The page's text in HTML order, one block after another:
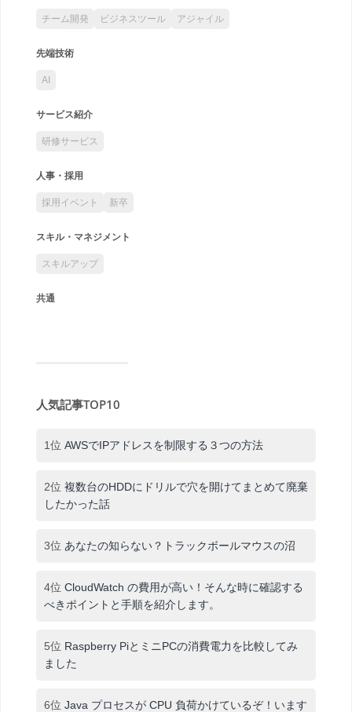
チーム開発 ビジネスツール アジャイル
先端技術
AI
サービス紹介
研修サービス
人事・採用
採用イベント 新卒
スキル・マネジメント
スキルアップ
共通
人気記事TOP10
1位 AWSでIPアドレスを制限する３つの方法
2位 複数台のHDDにドリルで穴を開けてまとめて廃棄
したかった話
3位 あなたの知らない？トラックボールマウスの沼
4位 CloudWatch の費用が高い！そんな時に確認する
べきポイントと手順を紹介します。
5位 Raspberry PiとミニPCの消費電力を比較してみ
ました
6位 Java プロセスが CPU 負荷かけているぞ！います